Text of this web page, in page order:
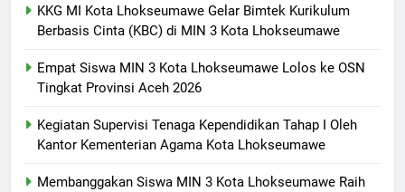
KKG MI Kota Lhokseumawe Gelar Bimtek Kurikulum
Berbasis Cinta (KBC) di MIN 3 Kota Lhokseumawe
Empat Siswa MIN 3 Kota Lhokseumawe Lolos ke OSN
Tingkat Provinsi Aceh 2026
Kegiatan Supervisi Tenaga Kependidikan Tahap I Oleh
Kantor Kementerian Agama Kota Lhokseumawe
Membanggakan Siswa MIN 3 Kota Lhokseumawe Raih